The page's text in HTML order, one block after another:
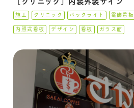
［クリニック］内装外装サイン
施工 クリニック バックライト 電飾看板
内照式看板 デザイン 看板 ガラス面